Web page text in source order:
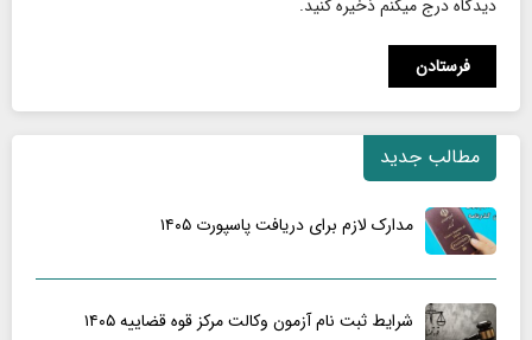
دیدگاه درج میکنم ذخیره کنید.
مطالب جدید
مدارک لازم برای دریافت پاسپورت ۱۴۰۵
شرایط ثبت نام آزمون وکالت مرکز قوه قضاییه ۱۴۰۵